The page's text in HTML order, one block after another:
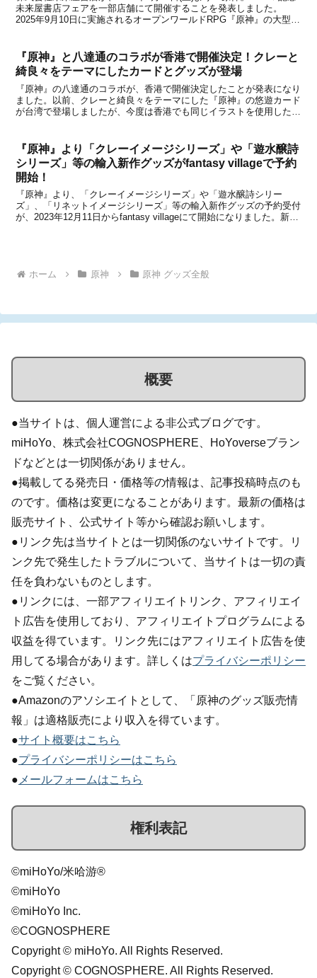
未来屋書店フェアを一部店舗にて開催することを発表しました。
2025年9月10日に実施されるオープンワールドRPG『原神』の大型ア
『原神』と八達通のコラボが香港で開催決定！クレーと
綺良々をテーマにしたカードとグッズが登場
『原神』の八達通のコラボが、香港で開催決定したことが発表になり
ました。以前、クレーと綺良々をテーマにした『原神』の悠遊カード
が台湾で登場しましたが、今度は香港でも同じイラストを使用したカ
『原神』より「クレーイメージシリーズ」や「遊水醸詩
シリーズ」等の輸入新作グッズがfantasy villageで予約
開始！
『原神』より、「クレーイメージシリーズ」や「遊水醸詩シリー
ズ」、「リネットイメージシリーズ」等の輸入新作グッズの予約受付
が、2023年12月11日からfantasy villageにて開始になりました。新た
ホーム 原神 原神 グッズ全般
概要
●当サイトは、個人運営による非公式ブログです。
miHoYo、株式会社COGNOSPHERE、HoYoverseブラン
ドなどとは一切関係がありません。
●掲載してる発売日・価格等の情報は、記事投稿時点のも
のです。価格は変更になることがあります。最新の価格は
販売サイト、公式サイト等から確認お願いします。
●リンク先は当サイトとは一切関係のないサイトです。リ
ンク先で発生したトラブルについて、当サイトは一切の責
任を負わないものとします。
●リンクには、一部アフィリエイトリンク、アフィリエイ
ト広告を使用しており、アフィリエイトプログラムによる
収益を得ています。リンク先にはアフィリエイト広告を使
用してる場合があります。詳しくはプライバシーポリシー
をご覧ください。
●Amazonのアソシエイトとして、「原神のグッズ販売情
報」は適格販売により収入を得ています。
●サイト概要はこちら
●プライバシーポリシーはこちら
● メールフォームはこちら
権利表記
©miHoYo/米哈游®
©miHoYo
©miHoYo Inc.
©COGNOSPHERE
Copyright © miHoYo. All Rights Reserved.
Copyright © COGNOSPHERE. All Rights Reserved.